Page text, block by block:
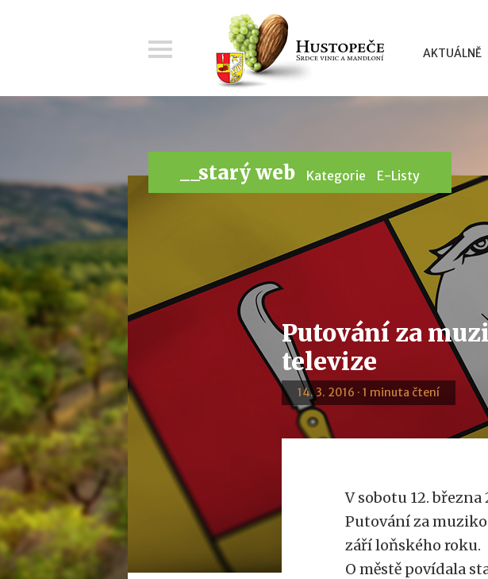
AKTUÁLNĚ
__starý web Kategorie E-Listy
Putování za
televize
14. 3. 2016 · 1 minuta čtení
V sobotu 12.
Putování za
září loňského roku.
O městě povídala